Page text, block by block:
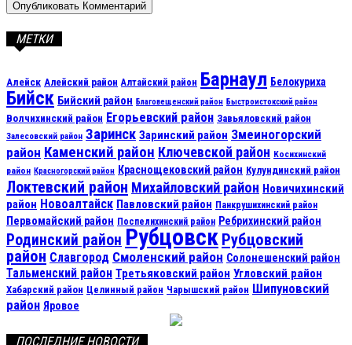
МЕТКИ
Алейск Алейский район Алтайский район Барнаул Белокуриха
Бийск Бийский район Благовещенский район Быстроистокский район
Волчихинский район Егорьевский район Завьяловский район
Залесовский район Заринск Заринский район Змеиногорский
район Каменский район Ключевской район Косихинский
район Красногорский район Краснощековский район Кулундинский район
Локтевский район Михайловский район Новичихинский
район Новоалтайск Павловский район Панкрушихинский район
Первомайский район Поспелихинский район Ребрихинский район
Родинский район Рубцовск Рубцовский
район Славгород Смоленский район Солонешенский район
Тальменский район Третьяковский район Угловский район
Хабарский район Целинный район Чарышский район Шипуновский
район Яровое
ПОСЛЕДНИЕ НОВОСТИ